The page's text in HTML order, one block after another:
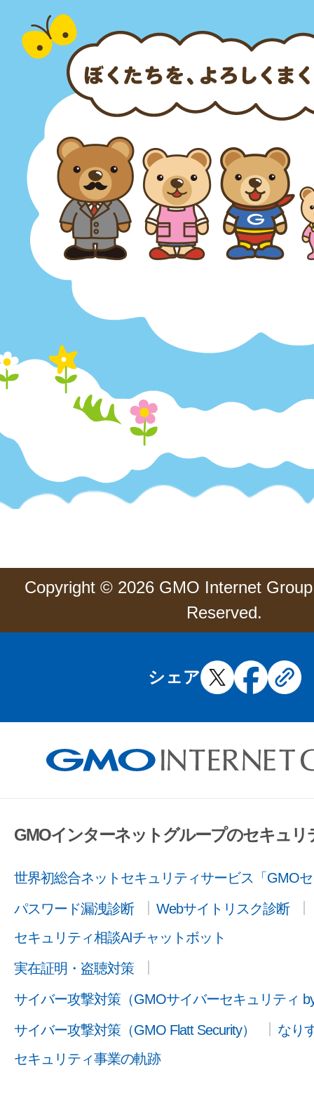
Copyright © 2026 GMO Internet
Reserved.
シェア
GMOインターネットグループのセキュリ
世界初総合ネットセキュリティサービス「GMO
パスワード漏洩診断
Webサイトリスク診断
セキュリティ相談AIチャットボット
実在証明・盗聴対策
サイバー攻撃対策（GMOサイバーセキュリティ
サイバー攻撃対策（GMO Flatt Security）
なり
セキュリティ事業の軌跡